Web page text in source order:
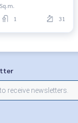
1 31